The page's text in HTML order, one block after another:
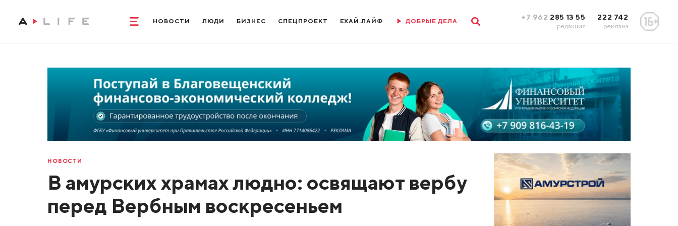
НОВОСТИ ЛЮДИ БИЗНЕС СПЕЦПРОЕКТ ЕХАЙ.ЛАЙФ ДОБРЫЕ ДЕЛА +7 962 285 13 55
редакция
222 742
реклама
НОВОСТИ
В амурских храмах людно: освящают вербу
перед Вербным воскресеньем